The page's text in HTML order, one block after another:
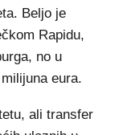
Beljo je
Rapidu,
no u
eura.
ali transfer